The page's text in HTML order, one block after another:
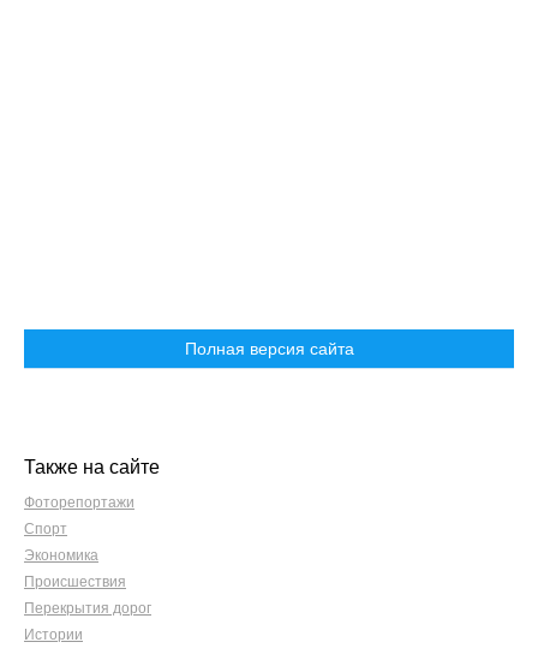
Полная версия сайта
Также на сайте
Фоторепортажи
Спорт
Экономика
Происшествия
Перекрытия дорог
Истории